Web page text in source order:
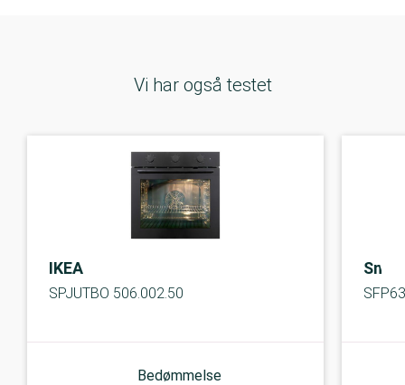
Vi har også testet
IKEA
SPJUTBO 506.002.50
Bedømmelse
Smeg